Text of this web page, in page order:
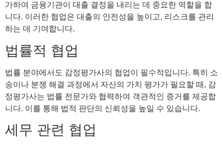
가하여 금융기관이 대출 결정을 내리는 데 중요한 역할을 합
니다. 이러한 협업은 대출의 안전성을 높이고, 리스크를 관리
하는 데 기여합니다.
법률적 협업
법률 분야에서도 감정평가사의 협업이 필수적입니다. 특히 소
송이나 분쟁 해결 과정에서 자산의 가치 평가가 필요할 때, 감
정평가사는 법률 전문가와 협력하여 객관적인 증거를 제공합
니다. 이를 통해 법적 판단의 신뢰성을 높일 수 있습니다.
세무 관련 협업